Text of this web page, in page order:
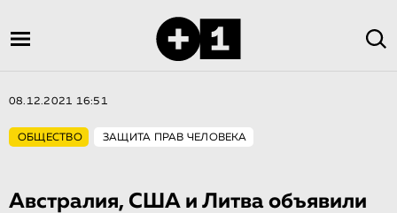
08.12.2021 16:51
ОБЩЕСТВО ЗАЩИТА ПРАВ ЧЕЛОВЕКА
Австралия, США и Литва объявили